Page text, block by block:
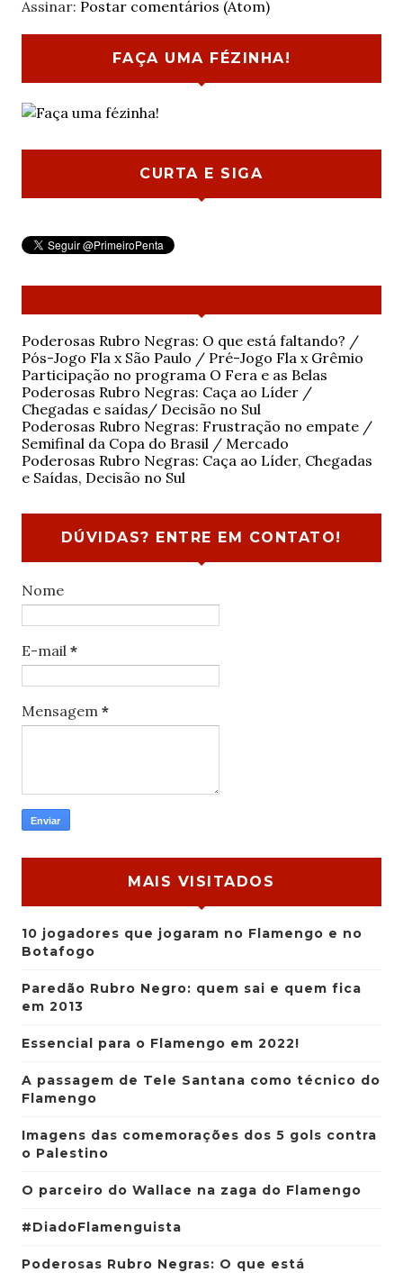
Assinar: Postar comentários (Atom)
FAÇA UMA FÉZINHA!
CURTA E SIGA
Poderosas Rubro Negras: O que está faltando? /
Pós-Jogo Fla x São Paulo / Pré-Jogo Fla x Grêmio
Participação no programa O Fera e as Belas
Poderosas Rubro Negras: Caça ao Líder /
Chegadas e saídas/ Decisão no Sul
Poderosas Rubro Negras: Frustração no empate /
Semifinal da Copa do Brasil / Mercado
Poderosas Rubro Negras: Caça ao Líder, Chegadas
e Saídas, Decisão no Sul
DÚVIDAS? ENTRE EM CONTATO!
Nome
E-mail *
Mensagem *
MAIS VISITADOS
10 jogadores que jogaram no Flamengo e no
Botafogo
Paredão Rubro Negro: quem sai e quem fica
em 2013
Essencial para o Flamengo em 2022!
A passagem de Tele Santana como técnico do
Flamengo
Imagens das comemorações dos 5 gols contra
o Palestino
O parceiro do Wallace na zaga do Flamengo
#DiadoFlamenguista
Poderosas Rubro Negras: O que está